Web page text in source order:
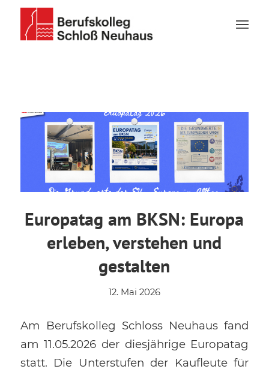
Europatag am BKSN: Europa
erleben, verstehen und
gestalten
12. Mai 2026
Am Berufskolleg Schloss Neuhaus fand
am 11.05.2026 der diesjährige Europatag
statt. Die Unterstufen der Kaufleute für